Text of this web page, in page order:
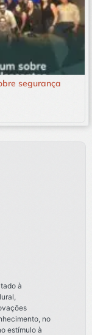
segurança
à
no
estímulo à